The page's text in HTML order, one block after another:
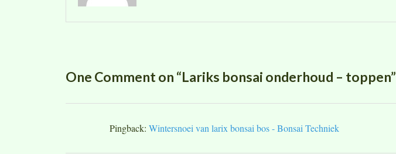
One Comment on “Lariks bonsai onderhoud – toppen”
Pingback: Wintersnoei van larix bonsai bos - Bonsai Techniek